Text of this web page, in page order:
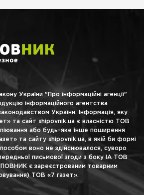
України "Про інформаційні агенції"
інформаційного агентства
України. Інформація, яку
та сайт shipovnik.ua є власністю ТОВ
або будь-яке інше поширення
та сайту shipovnik.ua, в якій би формі
воно не здійснювалося, суворо
письмової згоди з боку ІА ТОВ
є зареєстрованим товарним
ТОВ «7 газет».